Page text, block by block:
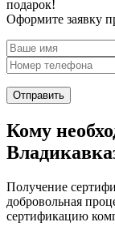
подарок!
Оформите заявку
Кому
Получение
добровольная
сертификацию